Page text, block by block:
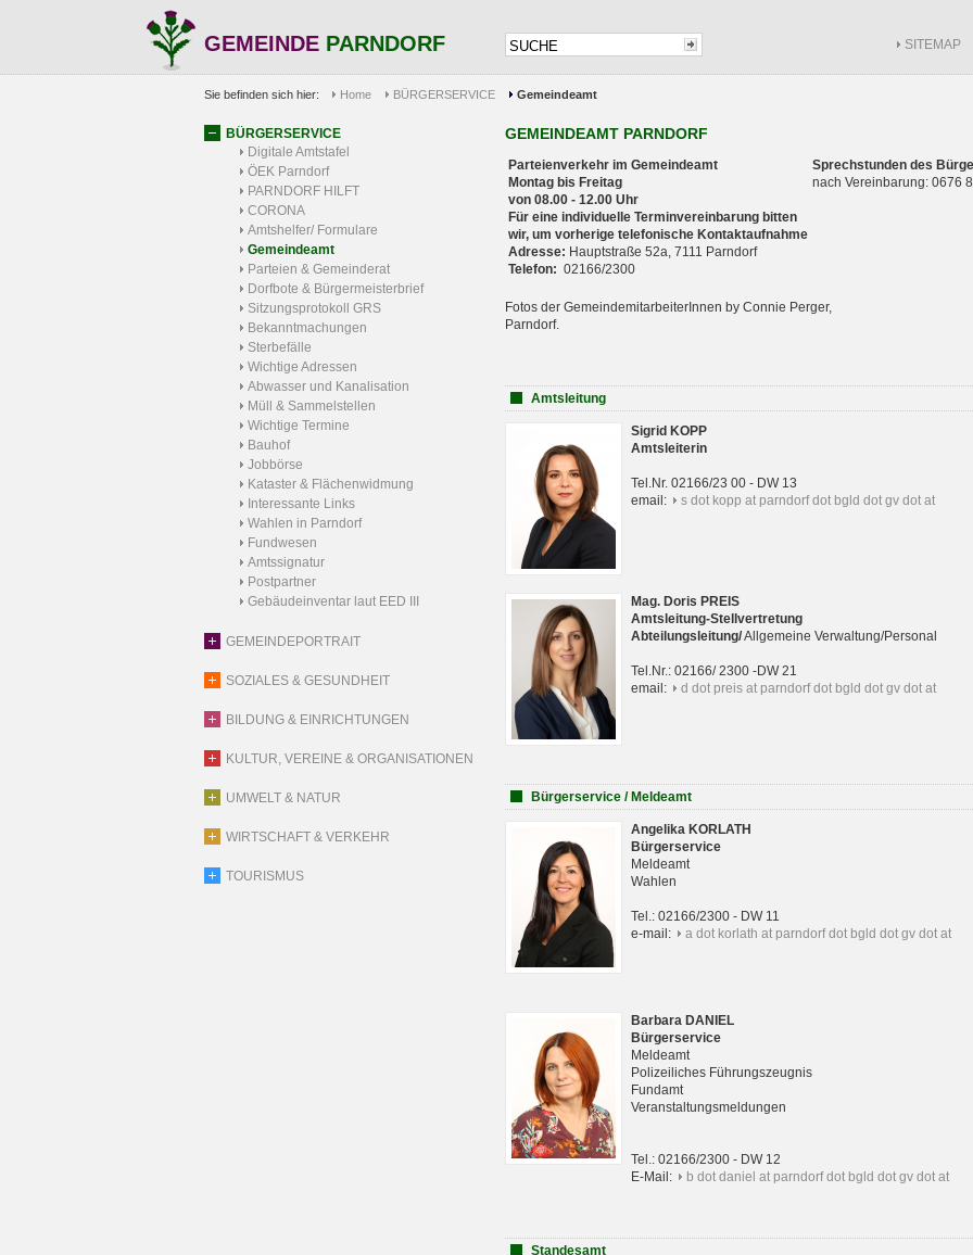
GEMEINDE PARNDORF SITEMAP
Sie befinden sich hier: Home BÜRGERSERVICE Gemeindeamt
BÜRGERSERVICE
Digitale Amtstafel
ÖEK Parndorf
PARNDORF HILFT
CORONA
Amtshelfer/ Formulare
Gemeindeamt
Parteien & Gemeinderat
Dorfbote & Bürgermeisterbrief
Sitzungsprotokoll GRS
Bekanntmachungen
Sterbefälle
Wichtige Adressen
Abwasser und Kanalisation
Müll & Sammelstellen
Wichtige Termine
Bauhof
Jobbörse
Kataster & Flächenwidmung
Interessante Links
Wahlen in Parndorf
Fundwesen
Amtssignatur
Postpartner
Gebäudeinventar laut EED III
GEMEINDEPORTRAIT
SOZIALES & GESUNDHEIT
BILDUNG & EINRICHTUNGEN
KULTUR, VEREINE & ORGANISATIONEN
UMWELT & NATUR
WIRTSCHAFT & VERKEHR
TOURISMUS
GEMEINDEAMT PARNDORF
Parteienverkehr im Gemeindeamt
Montag bis Freitag
von 08.00 - 12.00 Uhr
Für eine individuelle Terminvereinbarung bitten
wir, um vorherige telefonische Kontaktaufnahme
Adresse: Hauptstraße 52a, 7111 Parndorf
Telefon: 02166/2300
Sprechstunden des
nach Vereinbarung: 0676
Fotos der GemeindemitarbeiterInnen by Connie Perger,
Parndorf.
Amtsleitung
Sigrid KOPP
Amtsleiterin
Tel.Nr. 02166/23 00 - DW 13
email:
s dot kopp at parndorf dot bgld dot gv dot at
Mag. Doris PREIS
Amtsleitung-Stellvertretung
Abteilungsleitung/Allgemeine Verwaltung/Personal
Tel.Nr.: 02166/ 2300 -DW 21
email:
d dot preis at parndorf dot bgld dot gv dot at
Bürgerservice / Meldeamt
Angelika KORLATH
Bürgerservice
Meldeamt
Wahlen
Tel.: 02166/2300 - DW 11
e-mail:
a dot korlath at parndorf dot bgld dot gv dot at
Barbara DANIEL
Bürgerservice
Meldeamt
Polizeiliches Führungszeugnis
Fundamt
Veranstaltungsmeldungen
Tel.: 02166/2300 - DW 12
E-Mail:
b dot daniel at parndorf dot bgld dot gv dot at
Standesamt